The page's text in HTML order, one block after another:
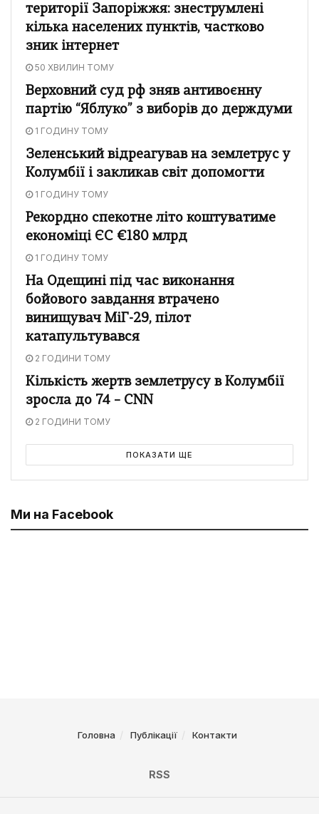
території Запоріжжя: знеструмлені
кілька населених пунктів, частково
зник інтернет
50 ХВИЛИН ТОМУ
Верховний суд рф зняв антивоєнну
партію “Яблуко” з виборів до держдуми
1 ГОДИНУ ТОМУ
Зеленський відреагував на землетрус у
Колумбії і закликав світ допомогти
1 ГОДИНУ ТОМУ
Рекордно спекотне літо коштуватиме
економіці ЄС €180 млрд
1 ГОДИНУ ТОМУ
На Одещині під час виконання
бойового завдання втрачено
винищувач МіГ-29, пілот
катапультувався
2 ГОДИНИ ТОМУ
Кількість жертв землетрусу в Колумбії
зросла до 74 – CNN
2 ГОДИНИ ТОМУ
ПОКАЗАТИ ЩЕ
Ми на Facebook
Головна Публікації Контакти
RSS